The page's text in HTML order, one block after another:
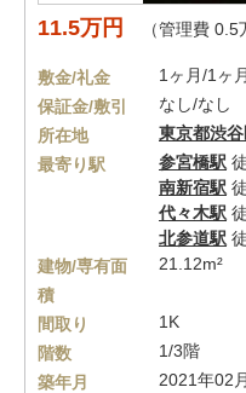
11.5万円 （管理費 0.5
敷金/礼金
1ヶ月/1ヶ月
保証金/敷引
なし/なし
所在地
東京都渋
最寄り駅
参宮橋駅
南新宿駅
代々木駅
北参道駅
建物/専有面
積
21.12m²
間取り
1K
階数
1/3階
築年月
2021年02月